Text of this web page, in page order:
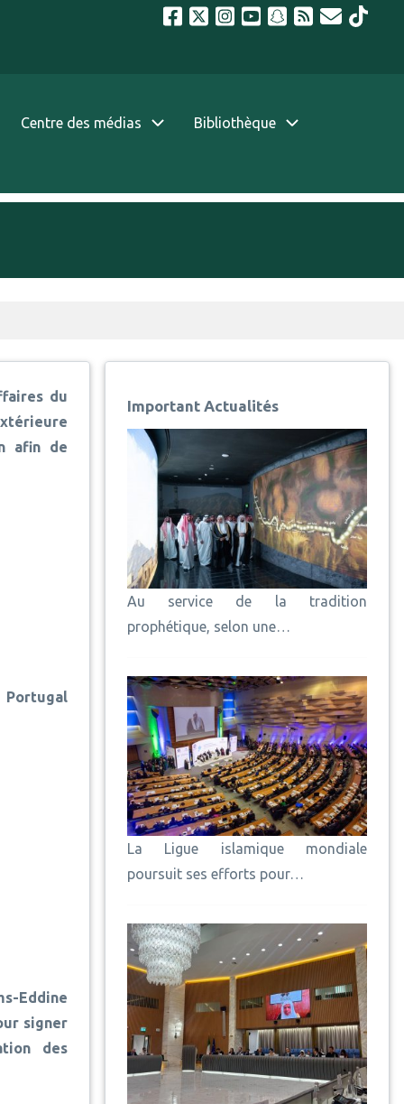
Centre des médias Bibliothèque
du
afin de
Eddine
signer
des
Important Actualités
Au service de la tradition
prophétique, selon une…
La Ligue islamique mondiale
poursuit ses efforts pour…